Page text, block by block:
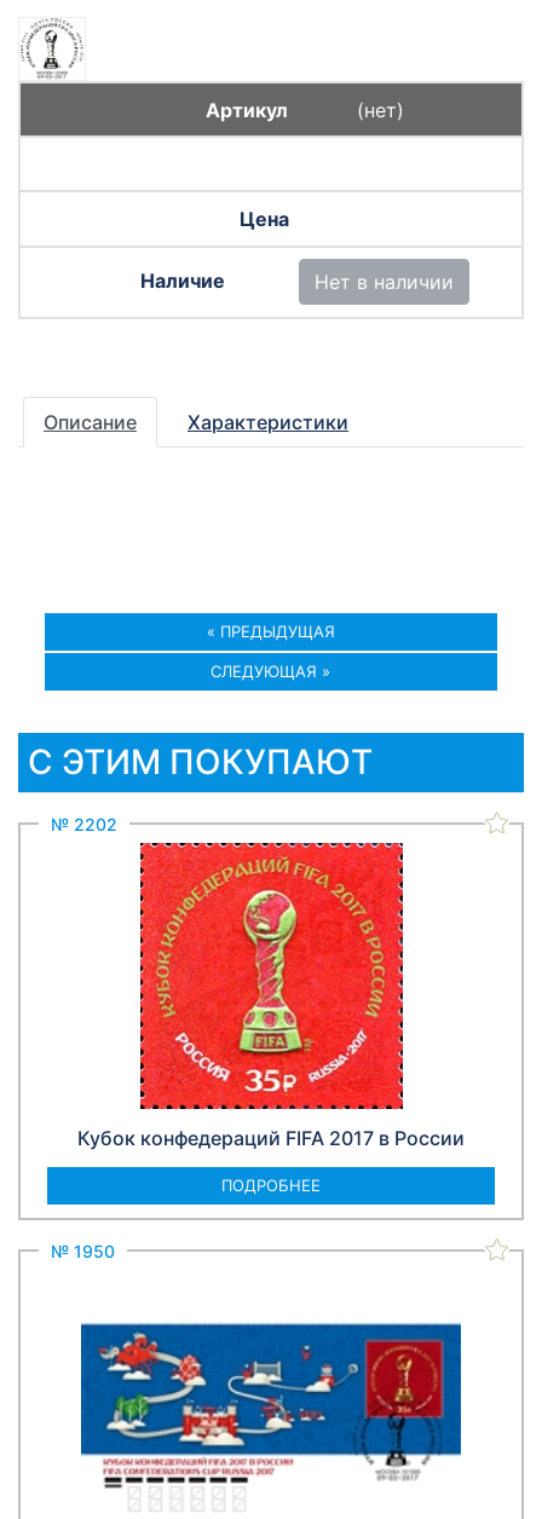
(нет)
Нет в наличии
Описание Характеристики
« ПРЕДЫДУЩАЯ
СЛЕДУЮЩАЯ »
С ЭТИМ ПОКУПАЮТ
№ 2202
Кубок конфедераций FIFA 2017 в России
ПОДРОБНЕЕ
№ 1950